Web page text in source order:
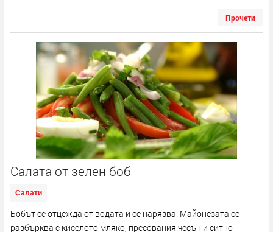
Прочети
Салата от зелен боб
Салати
Бобът се отцежда от водата и се нарязва. Майонезата се
разбърква с киселото мляко, пресования чесън и ситно